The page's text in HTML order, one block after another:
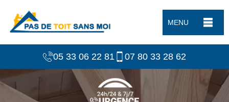
MENU
05 33 06 22 81 07 80 33 28 62